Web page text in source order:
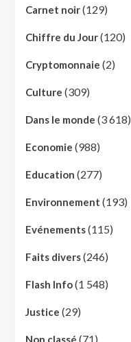
Carnet noir(129)
Chiffre du Jour(120)
Cryptomonnaie (2)
Culture (309)
Dans le monde (3 618)
Economie (988)
Education (277)
Environnement (193)
Evénements(115)
Faits divers(246)
Flash Info(1 548)
Justice (29)
Non classé (71)